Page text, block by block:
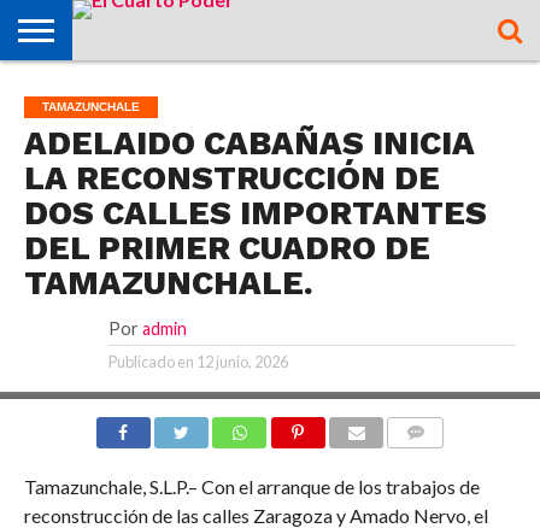
TAMAZUNCHALE
SAN MARTÍN
CHALCHICUAUTLA
MATLAPA
AXTLA DE
TERRAZAS
XILITLA
ZONA
HUASTECA
SLP
ZONA
MEDIA
ZONA
CENTRO
ALTIPLANO
TAMAULIPAS
CULTURA
HIDALGO
INTERNACIONAL
NACIONAL
DEPORTES
TAMAZUNCHALE
ADELAIDO CABAÑAS INICIA
LA RECONSTRUCCIÓN DE
DOS CALLES IMPORTANTES
DEL PRIMER CUADRO DE
TAMAZUNCHALE.
Por admin
Publicado en 12 junio, 2026
Tamazunchale, S.L.P.– Con el arranque de los trabajos de
reconstrucción de las calles Zaragoza y Amado Nervo, el